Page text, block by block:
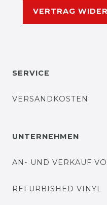
VERTRAG
SERVICE
VERSANDKOSTEN
UNTERNEHMEN
AN- UND VERKAUF
REFURBISHED VINYL